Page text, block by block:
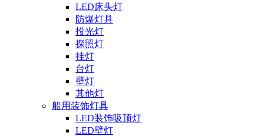
LED床头灯
防爆灯具
投光灯
探照灯
挂灯
台灯
壁灯
其他灯
船用装饰灯具
LED装饰吸顶灯
LED壁灯